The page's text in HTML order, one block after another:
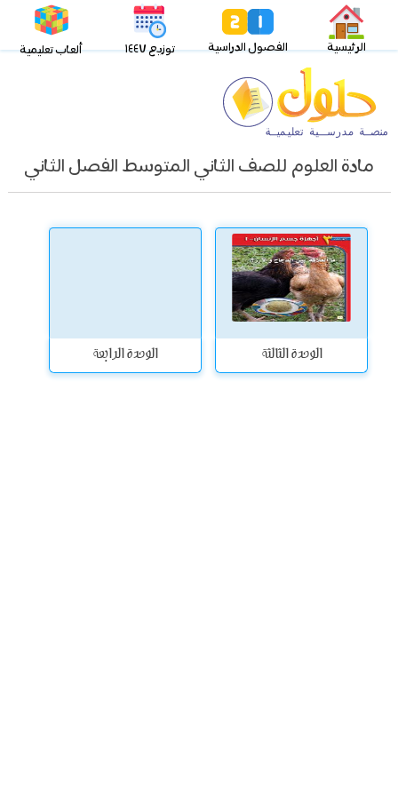
الرئيسية الفصول الدراسية توزيع ١٤٤٧ ألعاب تعليمية
مادة العلوم للصف الثاني المتوسط الفصل الثاني
الوحدة الثالثة الوحدة الرابعة